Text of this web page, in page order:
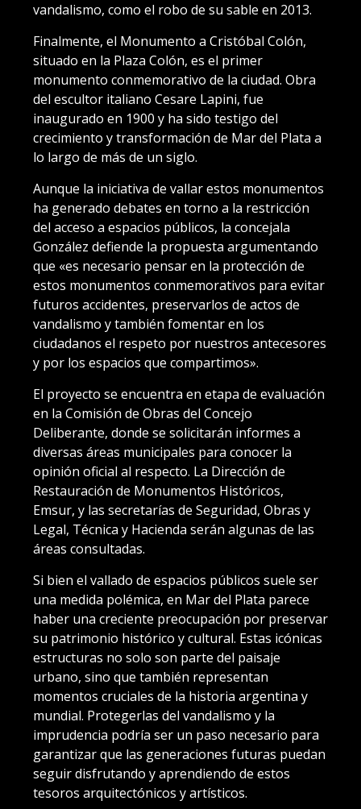
vandalismo, como el robo de su sable en 2013.
Finalmente, el Monumento a Cristóbal Colón,
situado en la Plaza Colón, es el primer
monumento conmemorativo de la ciudad. Obra
del escultor italiano Cesare Lapini, fue
inaugurado en 1900 y ha sido testigo del
crecimiento y transformación de Mar del Plata a
lo largo de más de un siglo.
Aunque la iniciativa de vallar estos monumentos
ha generado debates en torno a la restricción
del acceso a espacios públicos, la concejala
González defiende la propuesta argumentando
que «es necesario pensar en la protección de
estos monumentos conmemorativos para evitar
futuros accidentes, preservarlos de actos de
vandalismo y también fomentar en los
ciudadanos el respeto por nuestros antecesores
y por los espacios que compartimos».
El proyecto se encuentra en etapa de evaluación
en la Comisión de Obras del Concejo
Deliberante, donde se solicitarán informes a
diversas áreas municipales para conocer la
opinión oficial al respecto. La Dirección de
Restauración de Monumentos Históricos,
Emsur, y las secretarías de Seguridad, Obras y
Legal, Técnica y Hacienda serán algunas de las
áreas consultadas.
Si bien el vallado de espacios públicos suele ser
una medida polémica, en Mar del Plata parece
haber una creciente preocupación por preservar
su patrimonio histórico y cultural. Estas icónicas
estructuras no solo son parte del paisaje
urbano, sino que también representan
momentos cruciales de la historia argentina y
mundial. Protegerlas del vandalismo y la
imprudencia podría ser un paso necesario para
garantizar que las generaciones futuras puedan
seguir disfrutando y aprendiendo de estos
tesoros arquitectónicos y artísticos.